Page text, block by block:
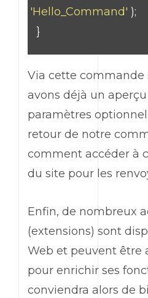
'Hello_Command' );
}
Via cette commande
avons déjà un
paramètres
retour de notre
comment accéder à
du site pour les
Enfin, de nombreux
(extensions) sont
Web et peuvent être
pour enrichir ses
conviendra alors de